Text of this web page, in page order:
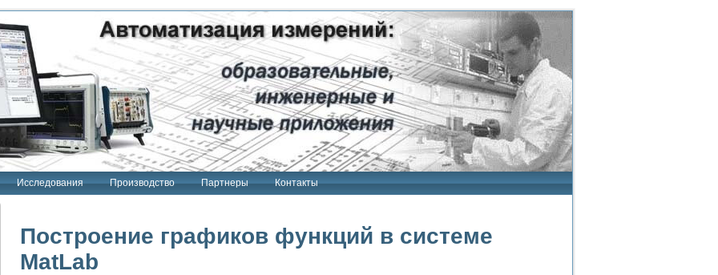
Исследования Производство Партнеры Контакты
Построение графиков функций в системе
MatLab